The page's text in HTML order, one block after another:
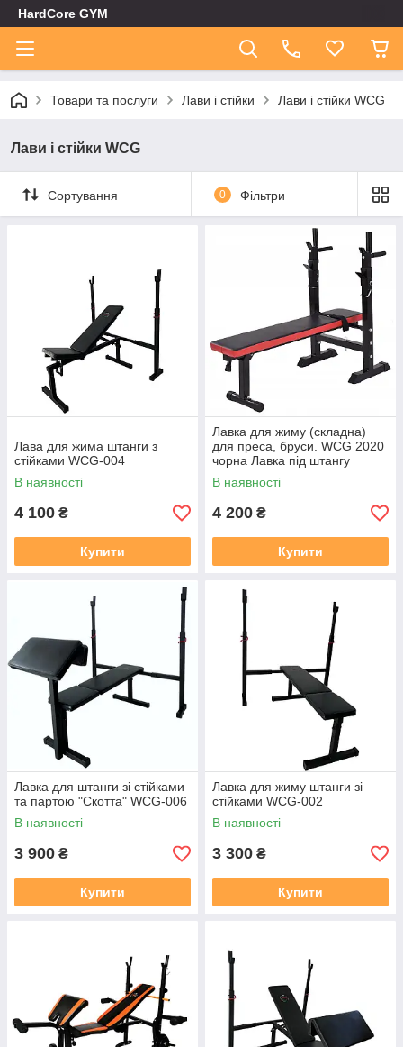
HardCore GYM
Товари та послуги Лави і стійки Лави і стійки WCG
Лави і стійки WCG
Сортування 0 Фільтри
Лава для жима штанги з
стійками WCG-004
В наявності
4 100 ₴
Купити
Лавка для жиму (складна)
для преса, бруси. WCG 2020
чорна Лавка під штангу
В наявності
4 200 ₴
Купити
Лавка для штанги зі стійками
та партою "Скотта" WCG-006
В наявності
3 900 ₴
Купити
Лавка для жиму штанги зі
стійками WCG-002
В наявності
3 300 ₴
Купити